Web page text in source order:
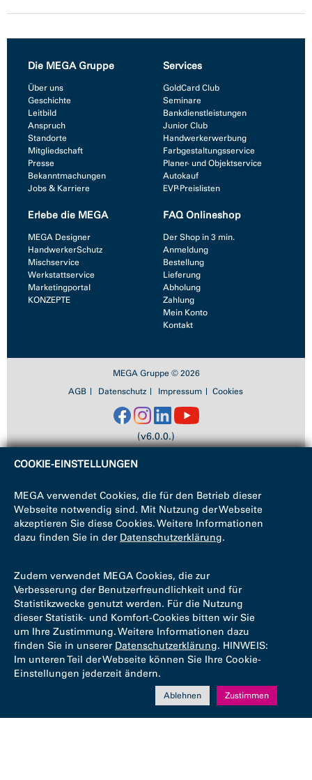
Die MEGA Gruppe
Über uns
Geschichte
Leitbild
Anspruch
Standorte
Mitgliedschaft
Presse
Bekanntmachungen
Jobs & Karriere
Services
GoldCard Club
Seminare
Bankdienstleistungen
Junior Club
Handwerkerwerbung
Farbgestaltungsservice
Planer- und Objektservice
Autokauf
EVP-Preislisten
Erlebe die MEGA
MEGA Designer
HandwerkerSchutz
Mischservice
Werkstattservice
Marketingportal
KONZEPTE
FAQ Onlineshop
Der Shop in 3 min.
Anmeldung
Bestellung
Lieferung
Abholung
Zahlung
Mein Konto
Kontakt
MEGA Gruppe © 2026
AGB
Datenschutz Impressum Cookies
(v6.0.0.)
COOKIE-EINSTELLUNGEN
MEGA verwendet Cookies, die für den Betrieb dieser
Webseite notwendig sind. Mit Nutzung der Webseite
akzeptieren Sie diese Cookies. Weitere Informationen
dazu finden Sie in der Datenschutzerklärung.
Zudem verwendet MEGA Cookies, die zur
Verbesserung der Benutzerfreundlichkeit und für
Statistikzwecke genutzt werden. Für die Nutzung
dieser Statistik- und Komfort-Cookies bitten wir Sie
um Ihre Zustimmung. Weitere Informationen dazu
finden Sie in unserer Datenschutzerklärung. HINWEIS:
Im unteren Teil der Webseite können Sie Ihre Cookie-
Einstellungen jederzeit ändern.
Zustimmen
Ablehnen